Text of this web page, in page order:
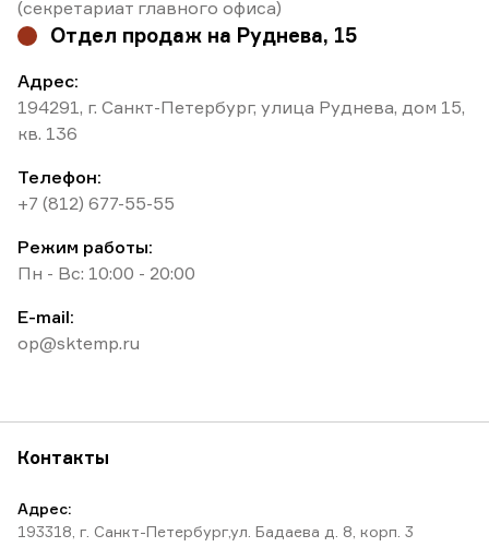
(секретариат главного офиса)
Отдел продаж на Руднева, 15
Адрес:
194291, г. Санкт-Петербург, улица Руднева, дом 15,
кв. 136
Телефон:
+7 (812) 677-55-55
Режим работы:
Пн - Вс: 10:00 - 20:00
E-mail:
op@sktemp.ru
Контакты
Адрес:
193318, г. Санкт-Петербург,ул. Бадаева д. 8, корп. 3